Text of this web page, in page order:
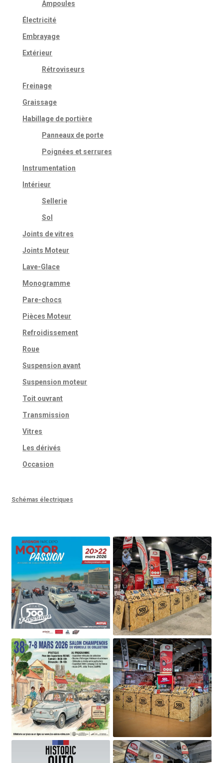
Ampoules
Électricité
Embrayage
Extérieur
Rétroviseurs
Freinage
Graissage
Habillage de portière
Panneaux de porte
Poignées et serrures
Instrumentation
Intérieur
Sellerie
Sol
Joints de vitres
Joints Moteur
Lave-Glace
Monogramme
Pare-chocs
Pièces Moteur
Refroidissement
Roue
Suspension avant
Suspension moteur
Toit ouvrant
Transmission
Vitres
Les dérivés
Occasion
Schémas électriques